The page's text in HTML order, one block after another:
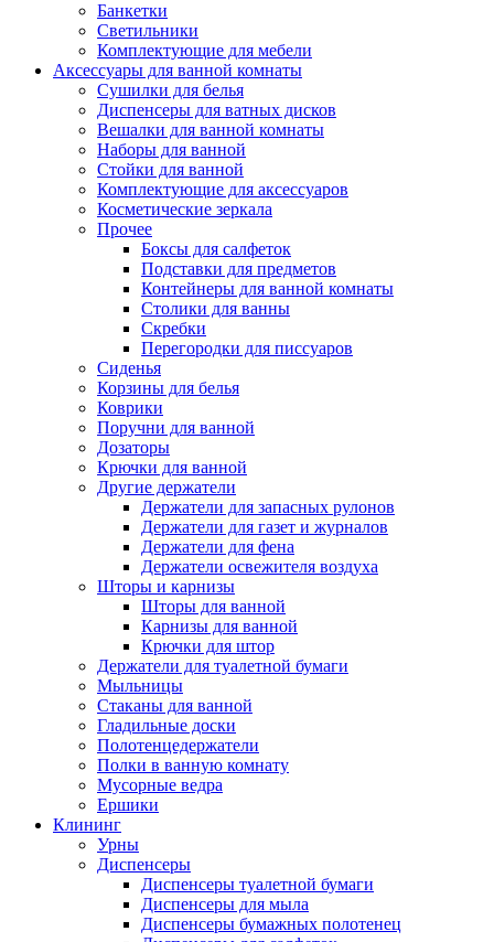
Банкетки
Светильники
Комплектующие для мебели
Аксессуары для ванной комнаты
Сушилки для белья
Диспенсеры для ватных дисков
Вешалки для ванной комнаты
Наборы для ванной
Стойки для ванной
Комплектующие для аксессуаров
Косметические зеркала
Прочее
Боксы для салфеток
Подставки для предметов
Контейнеры для ванной комнаты
Столики для ванны
Скребки
Перегородки для писсуаров
Сиденья
Корзины для белья
Коврики
Поручни для ванной
Дозаторы
Крючки для ванной
Другие держатели
Держатели для запасных рулонов
Держатели для газет и журналов
Держатели для фена
Держатели освежителя воздуха
Шторы и карнизы
Шторы для ванной
Карнизы для ванной
Крючки для штор
Держатели для туалетной бумаги
Мыльницы
Стаканы для ванной
Гладильные доски
Полотенцедержатели
Полки в ванную комнату
Мусорные ведра
Ершики
Клининг
Урны
Диспенсеры
Диспенсеры туалетной бумаги
Диспенсеры для мыла
Диспенсеры бумажных полотенец